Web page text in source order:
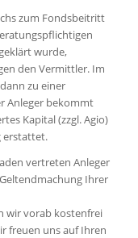
zum Fondsbeitritt
wurde,
den Vermittler. Im
zu einer
Anleger bekommt
Kapital (zzgl. Agio)
erstattet.
vertreten Anleger
Ihrer
wir vorab kostenfrei
freuen uns auf Ihren